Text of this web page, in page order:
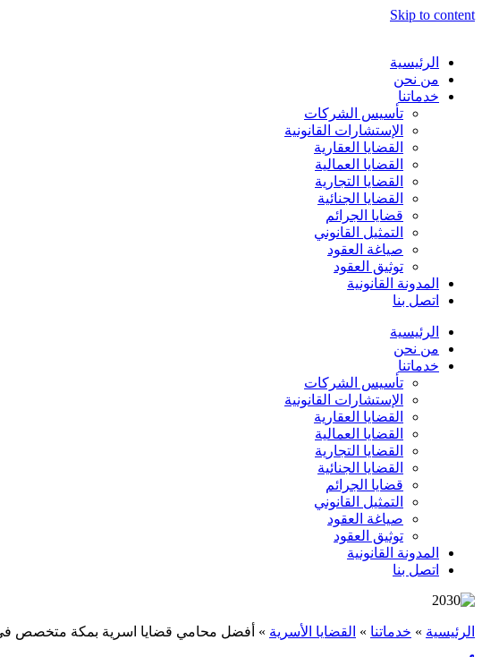
Skip to content
الرئيسية
من نحن
خدماتنا
تأسيس الشركات
الإستشارات القانونية
القضايا العقارية
القضايا العمالية
القضايا التجارية
القضايا الجنائية
قضايا الجرائم
التمثيل القانوني
صياغة العقود
توثيق العقود
المدونة القانونية
اتصل بنا
الرئيسية
من نحن
خدماتنا
تأسيس الشركات
الإستشارات القانونية
القضايا العقارية
القضايا العمالية
القضايا التجارية
القضايا الجنائية
قضايا الجرائم
التمثيل القانوني
صياغة العقود
توثيق العقود
المدونة القانونية
اتصل بنا
الرئيسية » خدماتنا » القضايا الأسرية » أفضل محامي قضايا اسرية بمكة متخصص في